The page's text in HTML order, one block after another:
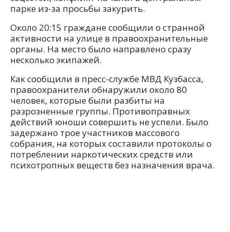
парке из-за просьбы закурить.
Около 20:15 граждане сообщили о странной
активности на улице в правоохранительные
органы. На место было направлено сразу
несколько экипажей.
Как сообщили в пресс-службе МВД Кузбасса,
правоохранители обнаружили около 80
человек, которые были разбиты на
разрозненные группы. Противоправных
действий юноши совершить не успели. Было
задержано трое участников массового
собрания, на которых составили протоколы о
потреблении наркотических средств или
психотропных веществ без назначения врача.